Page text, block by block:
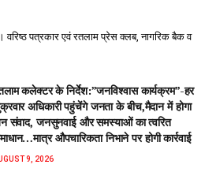
पत्रकार एवं रतलाम प्रेस क्लब, नागरिक बैक व
कलेक्टर के निर्देश:”जनविश्वास कार्यक्रम”-हर
अधिकारी पहुंचेंगे जनता के बीच,मैदान में होगा
संवाद, जनसुनवाई और समस्याओं का त्वरित
औपचारिकता निभाने पर होगी कार्रवाई
9, 2026